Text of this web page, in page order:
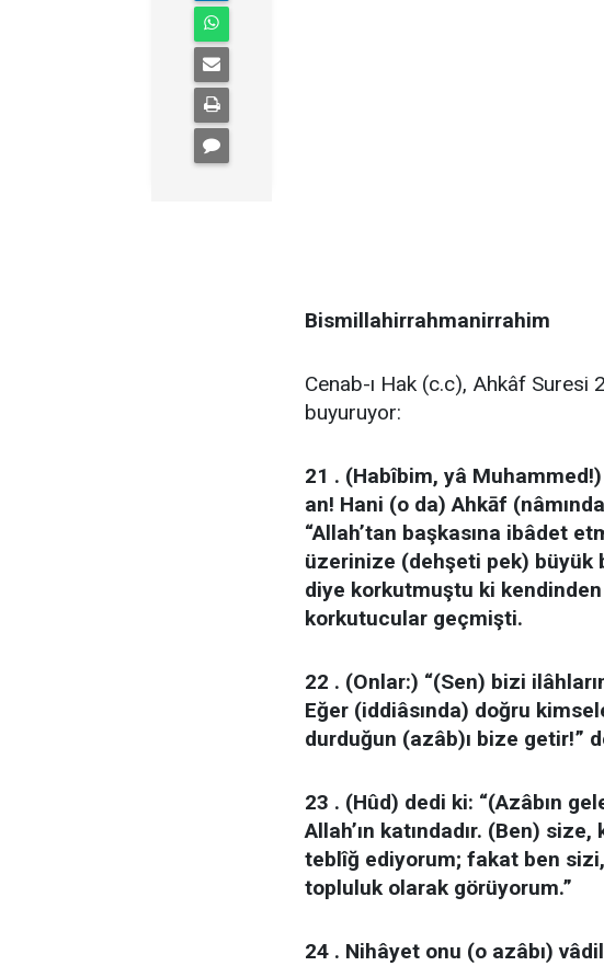
Bismillahirrahmanirrahim
Cenab-ı Hak (c.c), Ahkâf
buyuruyor:
21 . (Habîbim, yâ Muhammed!)
an! Hani (o da) Ahkāf
“Allah’tan başkasına ibâdet
üzerinize (dehşeti pek) büyük
diye korkutmuştu ki
korkutucular geçmişti.
22 . (Onlar:) “(Sen) bizi
Eğer (iddiâsında) doğru
durduğun (azâb)ı bize getir!”
23 . (Hûd) dedi ki: “(Azâbın
Allah’ın katındadır. (Ben)
teblîğ ediyorum; fakat ben
topluluk olarak görüyorum.”
24 . Nihâyet onu (o azâbı)